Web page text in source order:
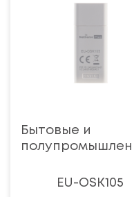
Бытовые и
EU-OSK105